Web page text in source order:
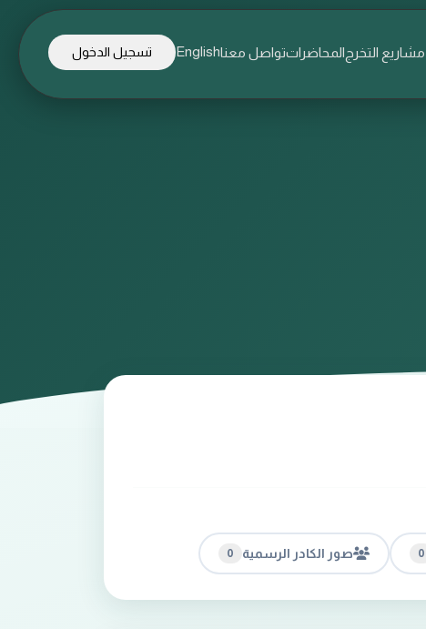
مشاريع التخرجالمحاضراتتواصل معناEnglish تسجيل الدخول
0 صور الكادر الرسمية 0